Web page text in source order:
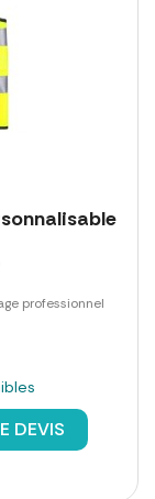
professionnel
DEVIS